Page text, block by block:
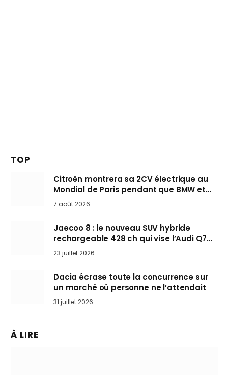
TOP
Citroën montrera sa 2CV électrique au
Mondial de Paris pendant que BMW et
Mini désertent le salon
7 août 2026
Jaecoo 8 : le nouveau SUV hybride
rechargeable 428 ch qui vise l’Audi Q7
arrive en Europe cet automne
23 juillet 2026
Dacia écrase toute la concurrence sur
un marché où personne ne l’attendait
31 juillet 2026
À LIRE